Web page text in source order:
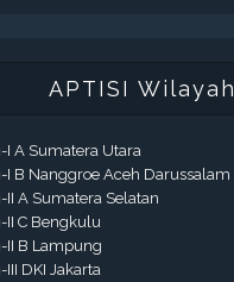
APTISI Wilayah
A Sumatera Utara
I B Nanggroe Aceh Darussalam
A Sumatera Selatan
C Bengkulu
II B Lampung
DKI Jakarta